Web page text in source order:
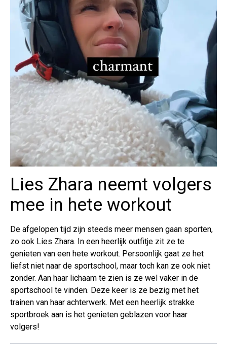
Lies Zhara neemt volgers
mee in hete workout
De afgelopen tijd zijn steeds meer mensen gaan sporten,
zo ook Lies Zhara. In een heerlijk outfitje zit ze te
genieten van een hete workout. Persoonlijk gaat ze het
liefst niet naar de sportschool, maar toch kan ze ook niet
zonder. Aan haar lichaam te zien is ze wel vaker in de
sportschool te vinden. Deze keer is ze bezig met het
trainen van haar achterwerk. Met een heerlijk strakke
sportbroek aan is het genieten geblazen voor haar
volgers!